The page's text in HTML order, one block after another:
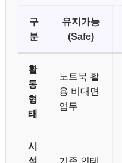
구
분
유지가능
(Safe)
활
동
형
태
노트북 활
용 비대면
업무
시
설
기존 인테